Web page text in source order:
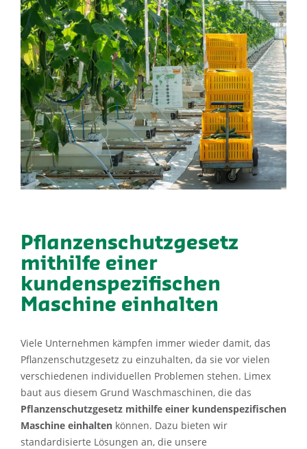
Pflanzenschutzgesetz
mithilfe einer
kundenspezifischen
Maschine einhalten
Viele Unternehmen kämpfen immer wieder damit, das
Pflanzenschutzgesetz zu einzuhalten, da sie vor vielen
verschiedenen individuellen Problemen stehen. Limex
baut aus diesem Grund Waschmaschinen, die das
Pflanzenschutzgesetz mithilfe einer kundenspezifischen
Maschine einhalten können. Dazu bieten wir
standardisierte Lösungen an, die unsere